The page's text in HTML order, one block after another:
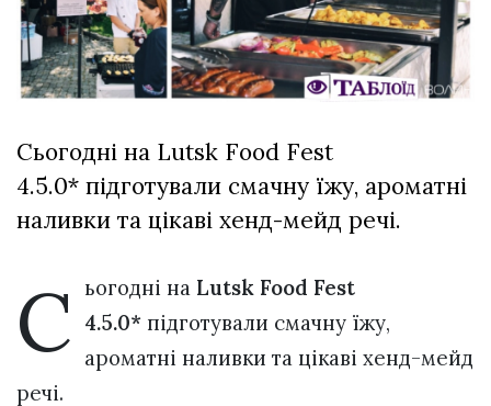
залишив у
Луцьку
три...
27 Липня 2026
786 переглядів
Всі розділи
Персона
Лайф
Афіша
Контакти
Політика конфіденційності
Сьогодні на Lutsk Food Fest
4.5.0* підготували смачну їжу, ароматні
наливки та цікаві хенд-мейд речі.
С ьогодні на Lutsk Food Fest
4.5.0* підготували смачну їжу,
ароматні наливки та цікаві хенд-мейд
речі.